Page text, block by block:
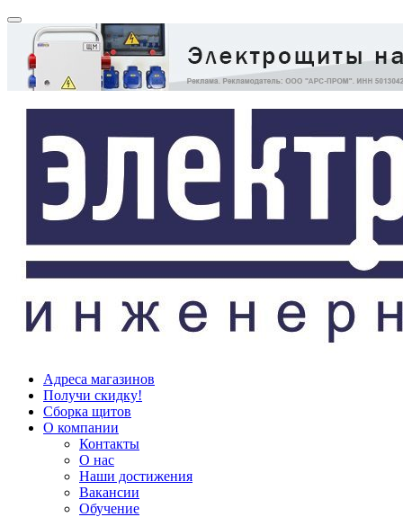
Адреса магазинов
Получи скидку!
Сборка щитов
О компании
Контакты
О нас
Наши достижения
Вакансии
Обучение